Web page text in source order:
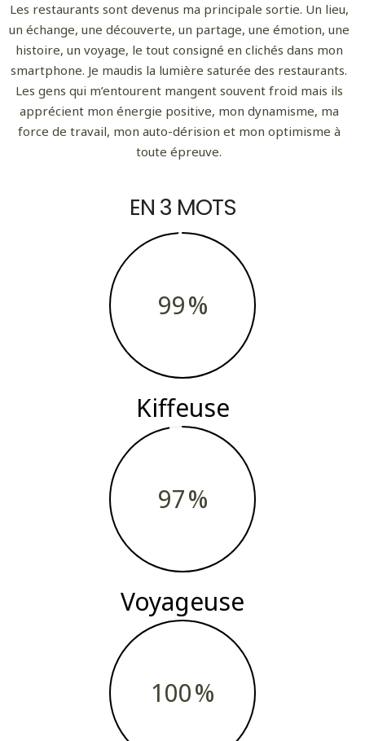
Les restaurants sont devenus ma principale sortie. Un lieu,
un échange, une découverte, un partage, une émotion, une
histoire, un voyage, le tout consigné en clichés dans mon
smartphone. Je maudis la lumière saturée des restaurants.
Les gens qui m’entourent mangent souvent froid mais ils
apprécient mon énergie positive, mon dynamisme, ma
force de travail, mon auto-dérision et mon optimisme à
toute épreuve.
EN 3 MOTS
99
Kiffeuse
97
Voyageuse
100